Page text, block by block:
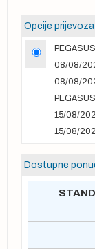
Opcije prijevoza
08/08/
08/08/
15/08/
15/08/
Dostupne